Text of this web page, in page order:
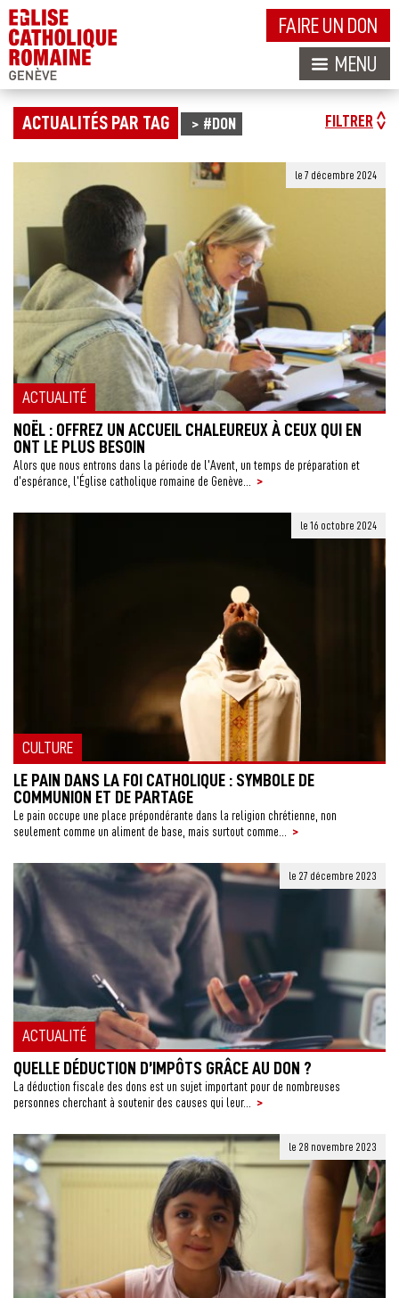
FAIRE UN DON
MENU
ACTUALITÉS PAR TAG #DON FILTRER
ACTUALITÉ
le 7 décembre 2024
NOËL : OFFREZ UN ACCUEIL CHALEUREUX À CEUX QUI EN
ONT LE PLUS BESOIN
Alors que nous entrons dans la période de l’Avent, un temps de préparation et
d’espérance, l’Église catholique romaine de Genève...
>
CULTURE
le 16 octobre 2024
LE PAIN DANS LA FOI CATHOLIQUE : SYMBOLE DE
COMMUNION ET DE PARTAGE
Le pain occupe une place prépondérante dans la religion chrétienne, non
seulement comme un aliment de base, mais surtout comme...
>
ACTUALITÉ
le 27 décembre 2023
QUELLE DÉDUCTION D’IMPÔTS GRÂCE AU DON ?
La déduction fiscale des dons est un sujet important pour de nombreuses
personnes cherchant à soutenir des causes qui leur...
>
le 28 novembre 2023